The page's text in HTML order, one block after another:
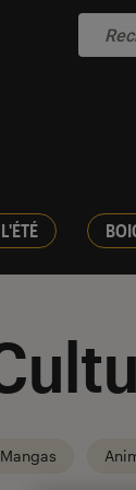
Mangas